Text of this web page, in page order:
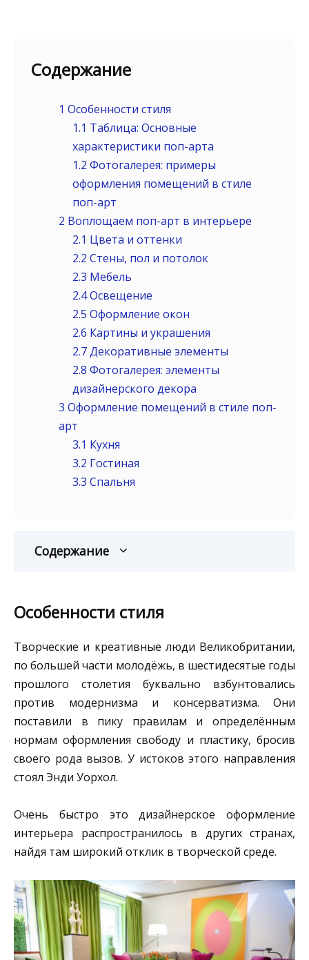
Содержание
1 Особенности стиля
1.1 Таблица: Основные
характеристики поп-арта
1.2 Фотогалерея: примеры
оформления помещений в стиле
поп-арт
2 Воплощаем поп-арт в интерьере
2.1 Цвета и оттенки
2.2 Стены, пол и потолок
2.3 Мебель
2.4Освещение
2.5 Оформление окон
2.6 Картины и украшения
2.7Декоративные элементы
2.8 Фотогалерея: элементы
дизайнерского декора
3 Оформление помещений в стиле поп-
арт
3.1 Кухня
3.2 Гостиная
3.3 Спальня
Содержание
Особенности стиля
Творческие и креативные люди Великобритании,
по большей части молодёжь, в шестидесятые годы
прошлого столетия буквально взбунтовались
против модернизма и консерватизма. Они
поставили в пику правилам и определённым
нормам оформления свободу и пластику, бросив
своего рода вызов. У истоков этого направления
стоял Энди Уорхол.
Очень быстро это дизайнерское оформление
интерьера распространилось в других странах,
найдя там широкий отклик в творческой среде.